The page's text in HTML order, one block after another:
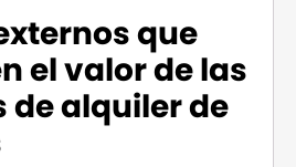
que
el valor de las
de alquiler de